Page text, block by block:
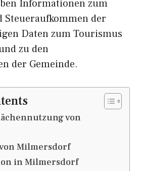
Informationen zum
Steueraufkommen der
Daten zum Tourismus
zu den
der Gemeinde.
von
Milmersdorf
in Milmersdorf